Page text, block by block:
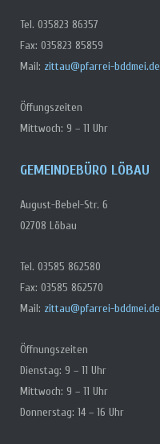
Tel. 035823 86357
Fax: 035823 85859
Mail: zittau@pfarrei-bddmei.de
Öffungszeiten
Mittwoch: 9 – 11 Uhr
GEMEINDEBÜRO LÖBAU
August-Bebel-Str. 6
02708 Löbau
Tel. 03585 862580
Fax: 03585 862570
Mail: zittau@pfarrei-bddmei.de
Öffnungszeiten
Dienstag: 9 – 11 Uhr
Mittwoch: 9 – 11 Uhr
Donnerstag: 14 – 16 Uhr